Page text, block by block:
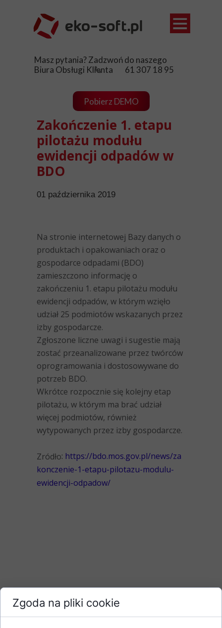
01 października 2019
Zakończenie 1. etapu
pilotażu modułu
ewidencji odpadów w
BDO
Na stronie internetowej Bazy danych o
produktach i opakowaniach oraz o
gospodarce odpadami (BDO)
zamieszczono informację o
zakończeniu 1. etapu pilotażu modułu
ewidencji odpadów, w którym wzięło
udział 25 podmiotów wskazanych przez
izby gospodarcze.
Zgłoszone liczne uwagi i sugestie mają
zostać przeanalizowane przez twórców
oprogramowania i dostosowywane do
potrzeb BDO.
Wkrótce rozpocznie się kolejny etap
pilotażu, w którym ma brać udział
więcej podmiotów, również
wytypowanych przez izby gospodarcze.
Zródło: https://bdo.mos.gov.pl/news/za
konczenie-1-etapu-pilotazu-modulu-
ewidencji-odpadow/
Pobierz DEMO
Masz pytania? Zadzwoń do naszego
Biura Obsługi Klienta 61 307 18 95
Zgoda na pliki cookie